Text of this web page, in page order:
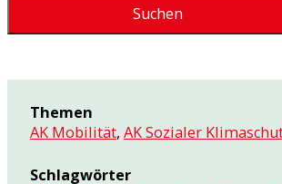
Suchen
Themen
AK Mobilität, AK Sozialer
Schlagwörter